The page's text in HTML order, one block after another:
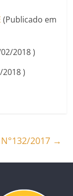
(Publicado em
2018 )
)
2017 →